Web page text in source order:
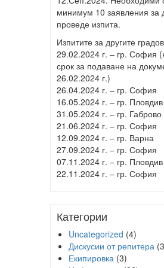
минимум 10 заявления за
проведе изпита.
Изпитите за другите
29.02.2024 г. – гр. София
срок за подаване на
26.02.2024 г.)
26.04.2024 г. – гр. София
16.05.2024 г. – гр. Пловдив
31.05.2024 г. – гр. Габрово
21.06.2024 г. – гр. София
12.09.2024 г. – гр. Варна
27.09.2024 г. – гр. София
07.11.2024 г. – гр. Пловдив
22.11.2024 г. – гр. София
Категории
Uncategorized (4)
Дискусии от репитера
Екипировка(3)